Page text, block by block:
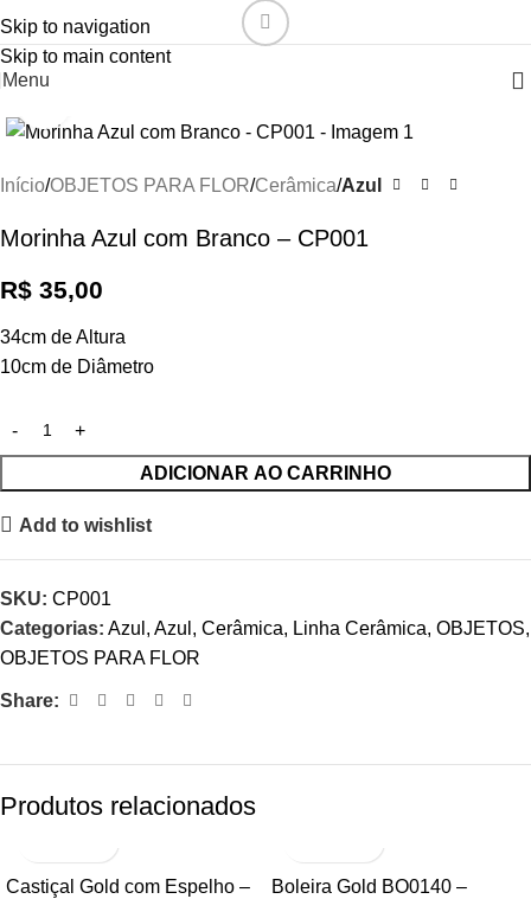
Skip to navigation
Skip to main content
Menu
Início OBJETOS PARA FLOR Cerâmica Azul
Morinha Azul com Branco – CP001
R$ 35,00
34cm de Altura
10cm de Diâmetro
ADICIONAR AO CARRINHO
Add to wishlist
SKU: CP001
Categorias: Azul , Azul , Cerâmica, Linha Cerâmica, OBJETOS,
OBJETOS PARA FLOR
Share:
Produtos relacionados
Castiçal Gold com Espelho –
Boleira Gold BO0140 –